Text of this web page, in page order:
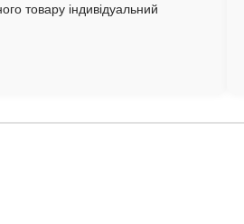
товару індивідуальний